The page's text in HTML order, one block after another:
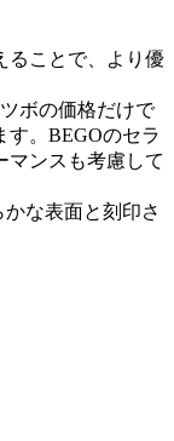
ることで、より優
ボの価格だけで
す。BEGOのセラ
マンスも考慮して
な表面と刻印さ